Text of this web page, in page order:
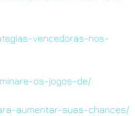
vencedoras-nos-
os-jogos-de/
aumentar-suas-chances/